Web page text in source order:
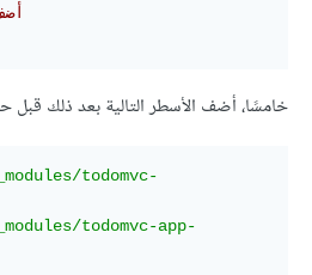
//
خامسًا، أضف الأسطر التالية بعد ذلك قبل
todomvc-
todomvc-app-